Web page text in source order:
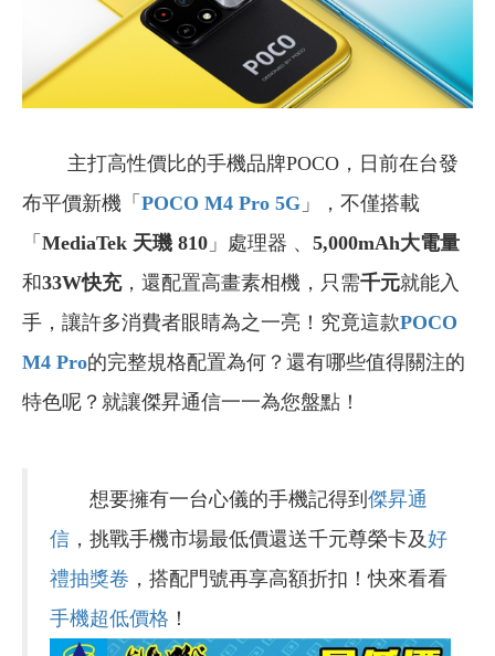
主打高性價比的手機品牌POCO，日前在台發
布平價新機「 POCO M4 Pro 5G 」，不僅搭載
「 MediaTek 天璣 810 」處理器 、 5,000mAh大電量
和33W快充，還配置高畫素相機，只需千元就能入
手，讓許多消費者眼睛為之一亮！究竟這款POCO
M4 Pro的完整規格配置為何？還有哪些值得關注的
特色呢？就讓傑昇通信一一為您盤點！
想要擁有一台心儀的手機記得到 傑昇通
信 ，挑戰手機市場最低價還送千元尊榮卡及好
禮抽獎卷 ，搭配門號再享高額折扣！快來看看
手機超低價格 ！